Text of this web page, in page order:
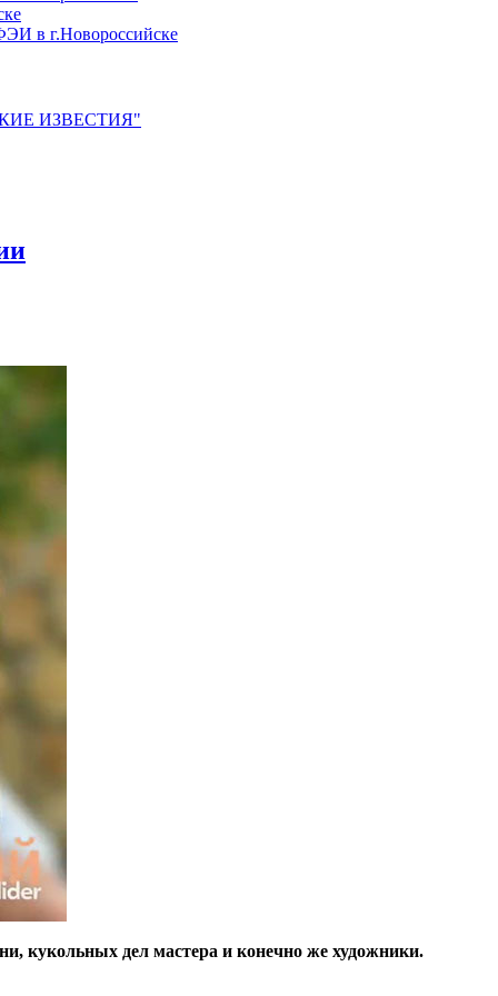
в г.Новороссийске
ИЗВЕСТИЯ"
кукольных дел мастера и конечно же художники.